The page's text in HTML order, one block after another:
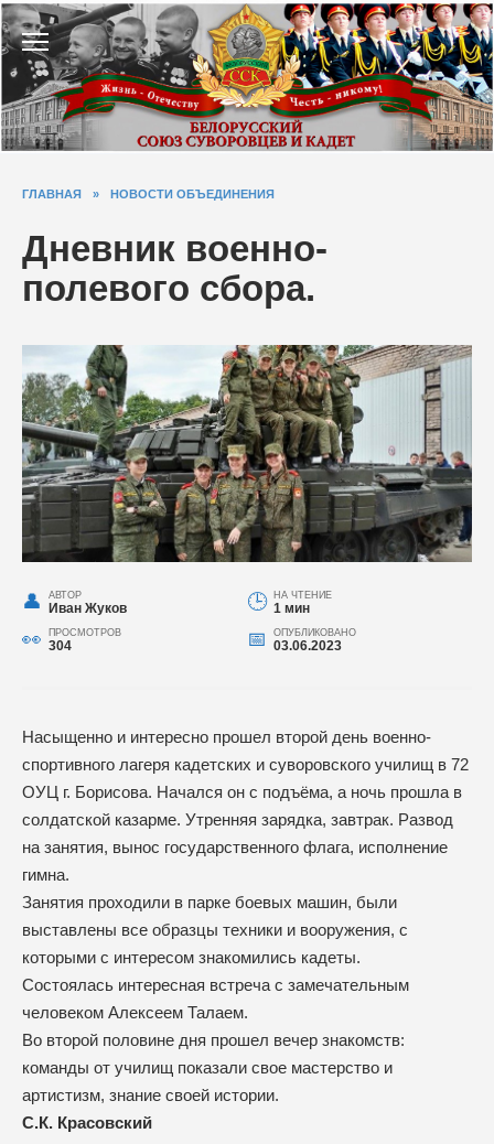
Перейти
к
содержанию
ГЛАВНАЯ » НОВОСТИ ОБЪЕДИНЕНИЯ
Дневник военно-
полевого сбора.
АВТОР
Иван Жуков
НА ЧТЕНИЕ
1 мин
ПРОСМОТРОВ
304
ОПУБЛИКОВАНО
03.06.2023
Насыщенно и интересно прошел второй день военно-
спортивного лагеря кадетских и суворовского училищ в 72
ОУЦ г. Борисова. Начался он с подъёма, а ночь прошла в
солдатской казарме. Утренняя зарядка, завтрак. Развод
на занятия, вынос государственного флага, исполнение
гимна.
Занятия проходили в парке боевых машин, были
выставлены все образцы техники и вооружения, с
которыми с интересом знакомились кадеты.
Состоялась интересная встреча с замечательным
человеком Алексеем Талаем.
Во второй половине дня прошел вечер знакомств:
команды от училищ показали свое мастерство и
артистизм, знание своей истории.
С.К. Красовский